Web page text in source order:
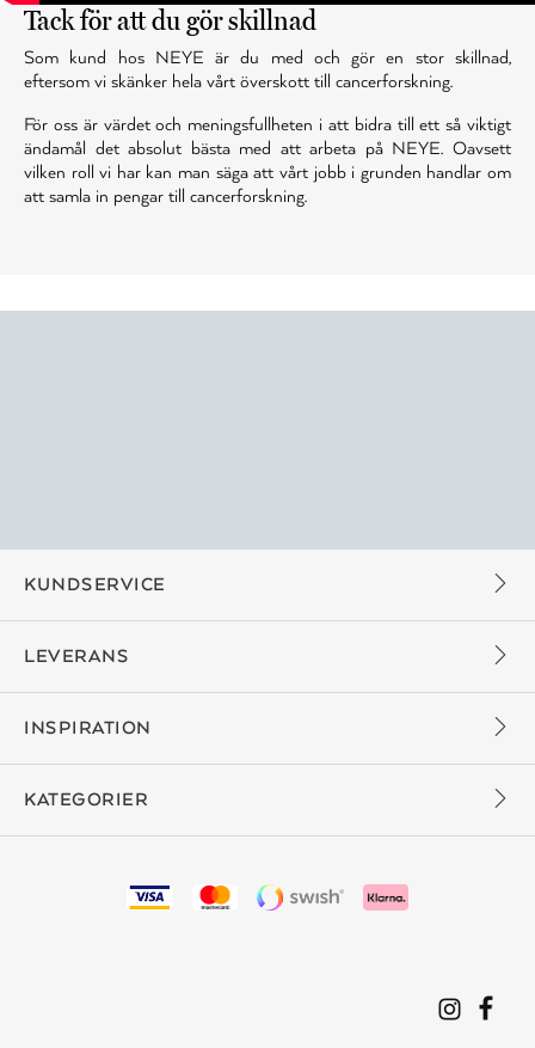
Tack för att du gör skillnad
Som kund hos NEYE är du med och gör en stor skillnad,
eftersom vi skänker hela vårt överskott till cancerforskning.
För oss är värdet och meningsfullheten i att bidra till ett så viktigt
ändamål det absolut bästa med att arbeta på NEYE. Oavsett
vilken roll vi har kan man säga att vårt jobb i grunden handlar om
att samla in pengar till cancerforskning.
KUNDSERVICE
LEVERANS
INSPIRATION
KATEGORIER